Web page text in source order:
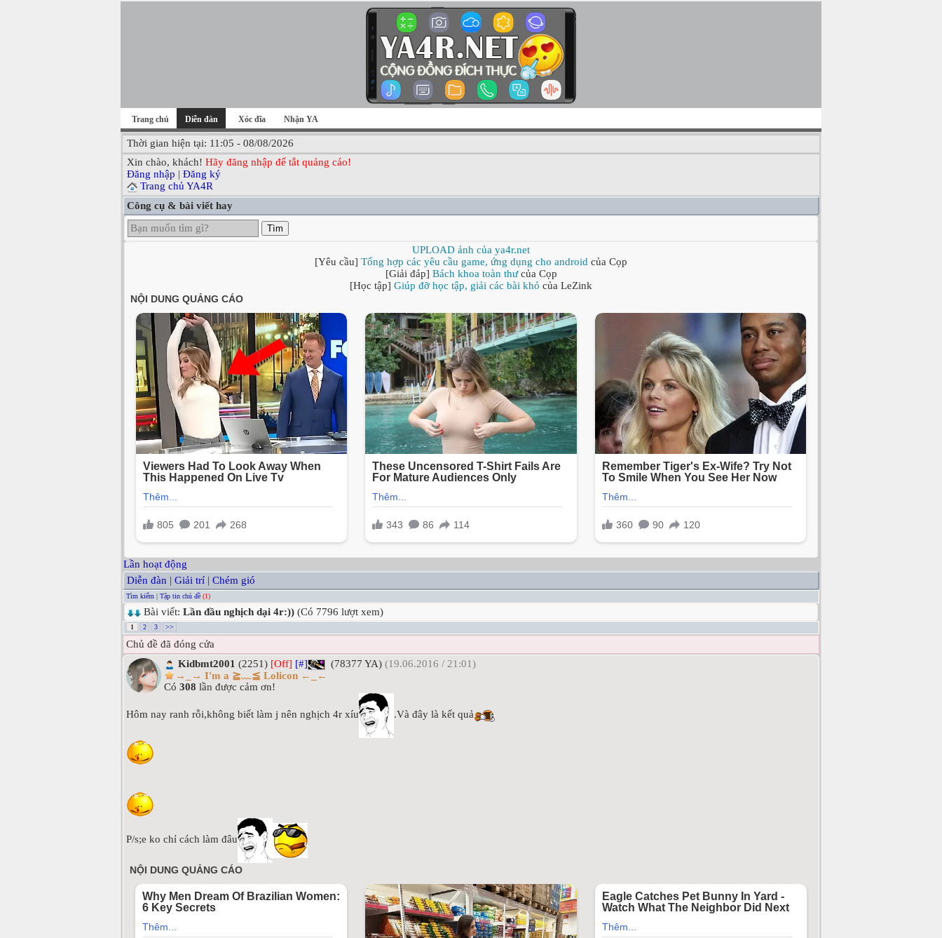
Trang chủ Diễn đàn Xóc đĩa Nhận YA
Thời gian hiện tại: 11:05 - 08/08/2026
Xin chào, khách! Hãy đăng nhập để tắt quảng cáo!
Đăng nhập | Đăng ký
Trang chủ YA4R
Công cụ & bài viết hay
Tìm
UPLOAD ảnh của ya4r.net
[Yêu cầu] Tổng hợp các yêu cầu game, ứng dụng cho android của Cọp
[Giải đáp] Bách khoa toàn thưcủa Cọp
[Học tập] Giúp đỡ học tập, giải các bài khó của LeZink
Lần hoạt động
Diễn đàn | Giải trí | Chém gió
Tìm kiếm | Tập tin chủ đề (1)
Bài viết: Lần đầu nghịch dại 4r:)) (Có 7796 lượt xem)
1 2 3 >>
Chủ đề đã đóng cửa
Kidbmt2001 (2251) [Off] [#] (78377 YA) (19.06.2016 / 21:01)
→_→ I'm a ≧﹏≦ Lolicon ←_←
Có 308 lần được cảm ơn!
Hôm nay ranh rỗi,không biết làm j nên nghịch 4r xíu .Và đây là kết quả
P/s;e ko chỉ cách làm đâu